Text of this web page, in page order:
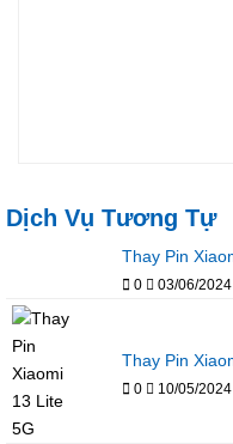
Dịch Vụ Tương Tự
Thay Pin
0 03/06/2024
Thay Pin
0 10/05/2024